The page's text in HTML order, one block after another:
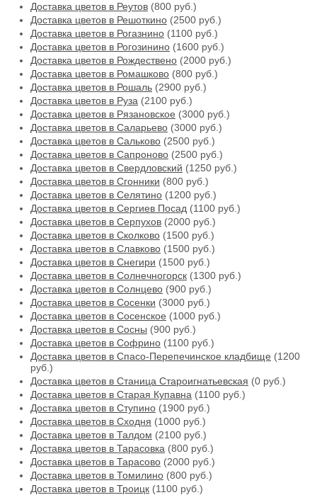
Доставка цветов в Реутов (800 руб.)
Доставка цветов в Решоткино (2500 руб.)
Доставка цветов в Рогазнино (1100 руб.)
Доставка цветов в Рогозинино (1600 руб.)
Доставка цветов в Рождествено (2000 руб.)
Доставка цветов в Ромашково (800 руб.)
Доставка цветов в Рошаль (2900 руб.)
Доставка цветов в Руза (2100 руб.)
Доставка цветов в Рязановское (3000 руб.)
Доставка цветов в Саларьево (3000 руб.)
Доставка цветов в Сальково (2500 руб.)
Доставка цветов в Сапроново (2500 руб.)
Доставка цветов в Свердловский (1250 руб.)
Доставка цветов в Сгонники (800 руб.)
Доставка цветов в Селятино (1200 руб.)
Доставка цветов в Сергиев Посад (1100 руб.)
Доставка цветов в Серпухов (2000 руб.)
Доставка цветов в Сколково (1500 руб.)
Доставка цветов в Славково (1500 руб.)
Доставка цветов в Снегири (1500 руб.)
Доставка цветов в Солнечногорск (1300 руб.)
Доставка цветов в Солнцево (900 руб.)
Доставка цветов в Сосенки (3000 руб.)
Доставка цветов в Сосенское (1000 руб.)
Доставка цветов в Сосны (900 руб.)
Доставка цветов в Софрино (1100 руб.)
Доставка цветов в Спасо-Перепечинское кладбище (1200
руб.)
Доставка цветов в Станица Староигнатьевская (0 руб.)
Доставка цветов в Старая Купавна (1100 руб.)
Доставка цветов в Ступино (1900 руб.)
Доставка цветов в Сходня (1000 руб.)
Доставка цветов в Талдом (2100 руб.)
Доставка цветов в Тарасовка (800 руб.)
Доставка цветов в Тарасово (2000 руб.)
Доставка цветов в Томилино (800 руб.)
Доставка цветов в Троицк (1100 руб.)